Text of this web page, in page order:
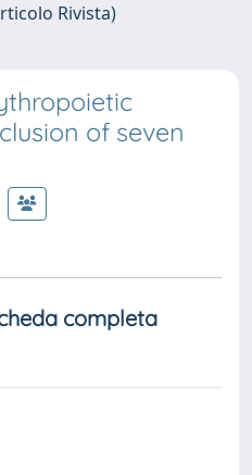
Rivista)
of seven
completa